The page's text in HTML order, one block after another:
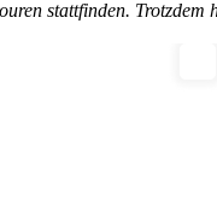
stattfinden.